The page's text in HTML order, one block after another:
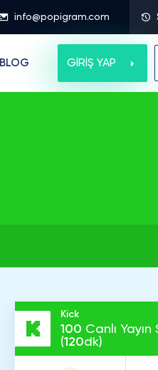
info@popigram.com
BLOG GİRİŞ YAP
Kick
100 Canlı Yayın
(120dk)